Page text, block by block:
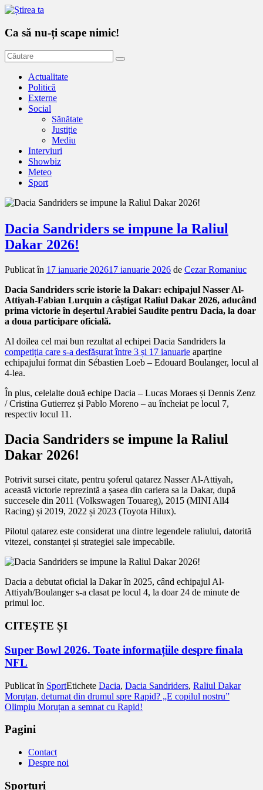
Ca să nu-ți scape nimic!
Actualitate
Politică
Externe
Social
Sănătate
Justiție
Mediu
Interviuri
Showbiz
Meteo
Sport
Dacia Sandriders se impune la Raliul
Dakar 2026!
Publicat în 17 ianuarie 202617 ianuarie 2026 de Cezar Romaniuc
Dacia Sandriders scrie istorie la Dakar: echipajul Nasser Al-
Attiyah-Fabian Lurquin a câștigat Raliul Dakar 2026, aducând
prima victorie în deșertul Arabiei Saudite pentru Dacia, la doar
a doua participare oficială.
Al doilea cel mai bun rezultat al echipei Dacia Sandriders la
competiția care s-a desfășurat între 3 și 17 ianuarie aparține
echipajului format din Sébastien Loeb – Edouard Boulanger, locul al
4-lea.
În plus, celelalte două echipe Dacia – Lucas Moraes și Dennis Zenz
/ Cristina Gutierrez și Pablo Moreno – au încheiat pe locul 7,
respectiv locul 11.
Dacia Sandriders se impune la Raliul
Dakar 2026!
Potrivit sursei citate, pentru șoferul qatarez Nasser Al-Attiyah,
această victorie reprezintă a șasea din cariera sa la Dakar, după
succesele din 2011 (Volkswagen Touareg), 2015 (MINI All4
Racing) și 2019, 2022 și 2023 (Toyota Hilux).
Pilotul qatarez este considerat una dintre legendele raliului, datorită
vitezei, constanței și strategiei sale impecabile.
Dacia a debutat oficial la Dakar în 2025, când echipajul Al-
Attiyah/Boulanger s-a clasat pe locul 4, la doar 24 de minute de
primul loc.
CITEȘTE ȘI
Super Bowl 2026. Toate informațiile despre finala
NFL
Publicat în SportEtichete Dacia, Dacia Sandriders, Raliul Dakar
Navigare
în
articole
Moruțan, deturnat din drumul spre Rapid? „E copilul nostru”
Olimpiu Moruțan a semnat cu Rapid!
Pagini
Contact
Despre noi
Sporturi